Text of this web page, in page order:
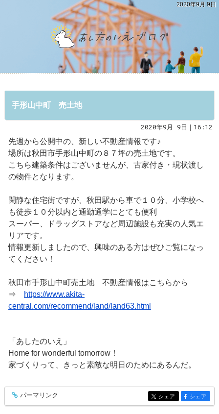
2020年9月 9日
手形山中町 売土地
2020年9月 9日｜16:12
先週から公開中の、新しい不動産情報です♪
場所は秋田市手形山中町の８７坪の売土地です。
こちら建築条件はございませんが、古家付き・現状渡し
の物件となります。
閑静な住宅街ですが、秋田駅から車で１０分、小学校へ
も徒歩１０分以内と通勤通学にとても便利
スーパー、ドラッグストアなど周辺施設も充実の人気エ
リアです。
情報更新しましたので、興味のある方はぜひご覧になっ
てください！
秋田市手形山中町売土地 不動産情報はこちらから
⇒
https://www.akita-
central.com/recommend/land/land63.html
「あしたのいえ」
Home for wonderful tomorrow！
家づくりって、きっと素敵な明日のためにあるんだ。
entry339
パーマリンク entry339
シェア entry339
シェア